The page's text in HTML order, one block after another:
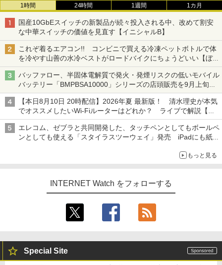
1時間 24時間 1週間 1カ月
国産10GbEスイッチの新製品が続々投入される中、改めて割安
な中華スイッチの価値を見直す【イニシャルB】
これぞ着るエアコン!! コンビニで買える冷凍ペットボトルで体
を冷やす山善の水冷ベストがロードバイクにちょうどいい【ぼっ
ち・ざ・ろーど！その14】【空いた時間でなにしてる？】
バッファロー、半固体電解質で発火・発煙リスクの低いモバイル
バッテリー「BMPBSA10000」シリーズの店頭販売を9月上旬に
開始
【本日8月10日 20時配信】2026年夏 最新版！ 清水理史が本気
でオススメしたいWi-Fiルーターはどれか？ ライブで解説【清
水理史の「イニシャルB」チャンネル】
エレコム、ゼブラと共同開発した、タッチペンとしてもボールペ
ンとしても使える「スタイラスツーウェイ」発売 iPadにも紙に
もっと見る
INTERNET Watch をフォローする
Special Site